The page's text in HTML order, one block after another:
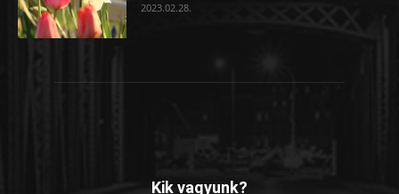
2023.02.28.
Kik vagyunk?